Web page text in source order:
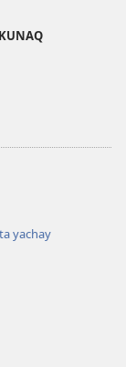
yachay